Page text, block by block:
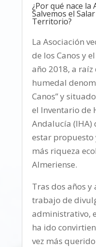
¿Por qué nace la
Salvemos el
Territorio?
La Asociación
de los Canos y
año 2018, a
humedal
Canos” y
el Inventario de
Andalucía (IHA)
estar propuesto
más riqueza
Almeriense.
Tras dos años y
trabajo de
administrativo,
ha ido
vez más